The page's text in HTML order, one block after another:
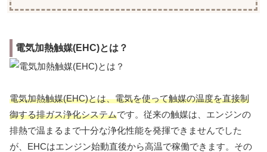
電気加熱触媒(EHC)とは？
電気加熱触媒(EHC)とは、電気を使って触媒の温度を直接制
御する排ガス浄化システムです。従来の触媒は、エンジンの
排熱で温まるまで十分な浄化性能を発揮できませんでした
が、EHCはエンジン始動直後から高温で稼働できます。その